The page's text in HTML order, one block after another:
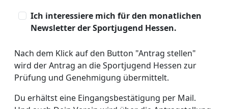
Ich interessiere mich für den monatlichen
Newsletter der Sportjugend Hessen.
Nach dem Klick auf den Button "Antrag stellen"
wird der Antrag an die Sportjugend Hessen zur
Prüfung und Genehmigung übermittelt.
Du erhältst eine Eingangsbestätigung per Mail.